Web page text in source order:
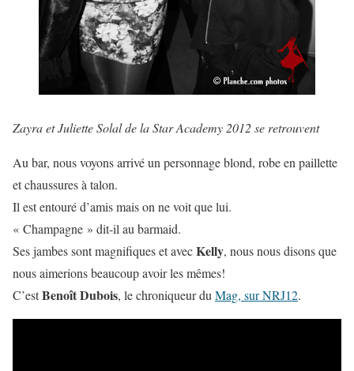
Zayra et Juliette Solal de la Star Academy 2012 se retrouvent
Au bar, nous voyons arrivé un personnage blond, robe en paillette
et chaussures à talon.
Il est entouré d’amis mais on ne voit que lui.
« Champagne » dit-il au barmaid.
Ses jambes sont magnifiques et avecKelly, nous nous disons que
nous aimerions beaucoup avoir les mêmes!
C’estBenoît Dubois, le chroniqueur du Mag, sur NRJ12.